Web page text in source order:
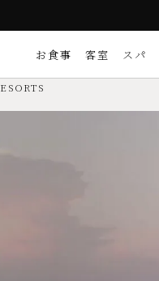
お食事 客室 スパ